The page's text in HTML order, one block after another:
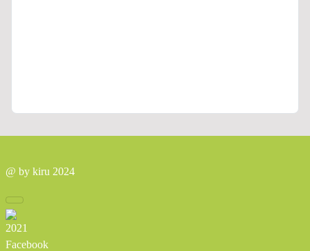
@ by kiru 2024